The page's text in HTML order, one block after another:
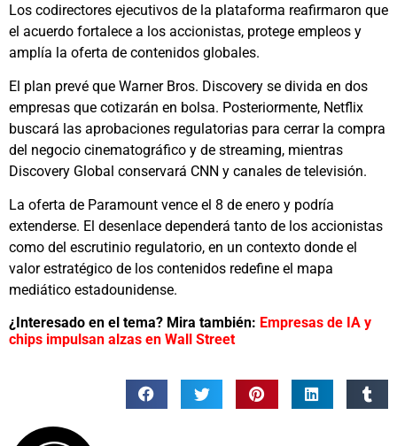
Los codirectores ejecutivos de la plataforma reafirmaron que
el acuerdo fortalece a los accionistas, protege empleos y
amplía la oferta de contenidos globales.
El plan prevé que Warner Bros. Discovery se divida en dos
empresas que cotizarán en bolsa. Posteriormente, Netflix
buscará las aprobaciones regulatorias para cerrar la compra
del negocio cinematográfico y de streaming, mientras
Discovery Global conservará CNN y canales de televisión.
La oferta de Paramount vence el 8 de enero y podría
extenderse. El desenlace dependerá tanto de los accionistas
como del escrutinio regulatorio, en un contexto donde el
valor estratégico de los contenidos redefine el mapa
mediático estadounidense.
¿Interesado en el tema? Mira también: Empresas de IA y
chips impulsan alzas en Wall Street